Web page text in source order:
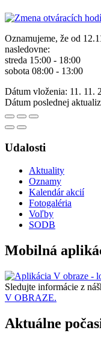
Oznamujeme, že od
nasledovne:
streda 15:00 - 18:00
sobota 08:00 - 13:00
Dátum vloženia: 11. 11.
Dátum poslednej
Udalosti
Aktuality
Oznamy
Kalendár akcií
Fotogaléria
Voľby
SODB
Mobilná
Sledujte informácie z
V OBRAZE.
Aktuálne